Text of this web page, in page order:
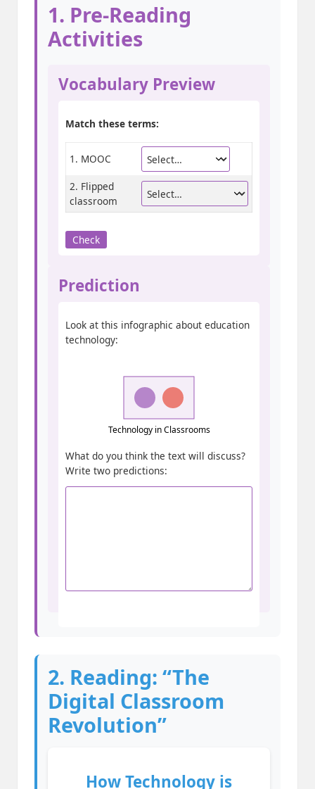
1. Pre-Reading
Activities
Vocabulary Preview
Match these terms:
1. MOOC
2. Flipped
classroom
Check
Prediction
Look at this infographic about education
technology:
Technology in Classrooms
What do you think the text will discuss?
Write two predictions:
2. Reading: “The
Digital Classroom
Revolution”
How Technology is